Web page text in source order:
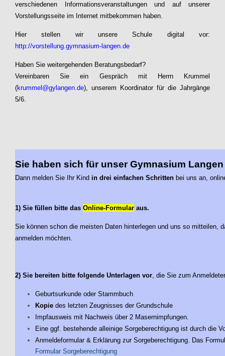
verschiedenen Informationsveranstaltungen und auf unserer
Vorstellungsseite im Internet mitbekommen haben.
Hier stellen wir unsere Schule digital vor:
http://vorstellung.gymnasium-langen.de
Haben Sie weitergehenden Beratungsbedarf?
Vereinbaren Sie ein Gespräch mit Herrn Krummel
(krummel@gylangen.de), unserem Koordinator für die Jahrgänge
5/6.
Sie haben sich für unser Gymnasium
Dann melden Sie Ihr Kind in drei einfachen Schritten bei uns an,
1) Sie füllen bitte das Online-Formular aus.
Sie können schon die meisten Daten hinterlegen und uns so mitteilen,
anmelden möchten.
2) Sie bereiten bitte folgende Unterlagen vor, die Sie zum
Geburtsurkunde oder Stammbuch
Kopie des letzten Zeugnisses der Grundschule
Impfausweis mit Nachweis über 2 Masernimpfungen.
Eine ggf. bestehende alleinige Sorgeberechtigung ist durch die
Anmeldeformular & Erklärung zur Sorgeberechtigung. Das
Formular Sorgeberechtigung